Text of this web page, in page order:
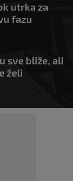
utrka za
fazu
sve bliže, ali
želi